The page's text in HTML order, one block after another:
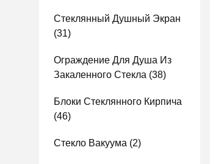
Стеклянный Душный Экран
(31)
Ограждение Для Душа Из
Закаленного Стекла (38)
Блоки Стеклянного Кирпича
(46)
Стекло Вакуума (2)